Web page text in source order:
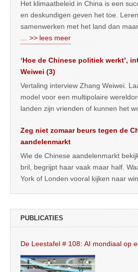
Het klimaatbeleid in China is een
en deskundigen geven het toe.
samenwerken met het land dan
… >> lees meer
‘Hoe de Chinese politiek werkt’,
Weiwei (3)
Vertaling interview Zhang Weiwei.
model voor een multipolaire
landen zijn vrienden of kunnen het
Zeg niet zomaar beurs tegen de
aandelenmarkt
Wie de Chinese aandelenmarkt
bril, begrijpt haar vaak maar half.
York of Londen vooral kijken naar
PUBLICATIES
De Leestafel # 108: AI